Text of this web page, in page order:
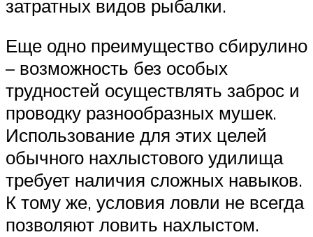
затратных видов рыбалки.
Еще одно преимущество сбирулино
– возможность без особых
трудностей осуществлять заброс и
проводку разнообразных мушек.
Использование для этих целей
обычного нахлыстового удилища
требует наличия сложных навыков.
К тому же, условия ловли не всегда
позволяют ловить нахлыстом.